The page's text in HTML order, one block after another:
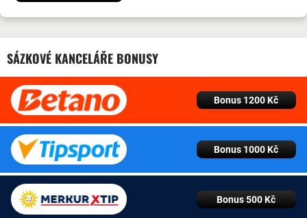
SÁZKOVÉ KANCELÁŘE BONUSY
Bonus 1200 Kč
Bonus 1000 Kč
Bonus 500 Kč